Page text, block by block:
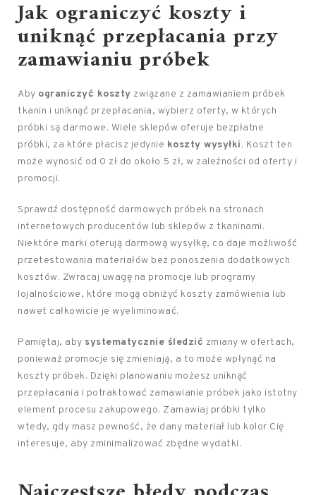
Jak ograniczyć koszty i
uniknąć przepłacania przy
zamawianiu próbek
Aby ograniczyć koszty związane z zamawianiem próbek
tkanin i uniknąć przepłacania, wybierz oferty, w których
próbki są darmowe. Wiele sklepów oferuje bezpłatne
próbki, za które płacisz jedynie koszty wysyłki. Koszt ten
może wynosić od 0 zł do około 5 zł, w zależności od oferty i
promocji.
Sprawdź dostępność darmowych próbek na stronach
internetowych producentów lub sklepów z tkaninami.
Niektóre marki oferują darmową wysyłkę, co daje możliwość
przetestowania materiałów bez ponoszenia dodatkowych
kosztów. Zwracaj uwagę na promocje lub programy
lojalnościowe, które mogą obniżyć koszty zamówienia lub
nawet całkowicie je wyeliminować.
Pamiętaj, aby systematycznie śledzić zmiany w ofertach,
ponieważ promocje się zmieniają, a to może wpłynąć na
koszty próbek. Dzięki planowaniu możesz uniknąć
przepłacania i potraktować zamawianie próbek jako istotny
element procesu zakupowego. Zamawiaj próbki tylko
wtedy, gdy masz pewność, że dany materiał lub kolor Cię
interesuje, aby zminimalizować zbędne wydatki.